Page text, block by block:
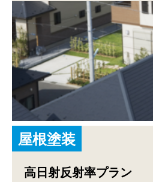
屋根塗装
高日射反射率プラン